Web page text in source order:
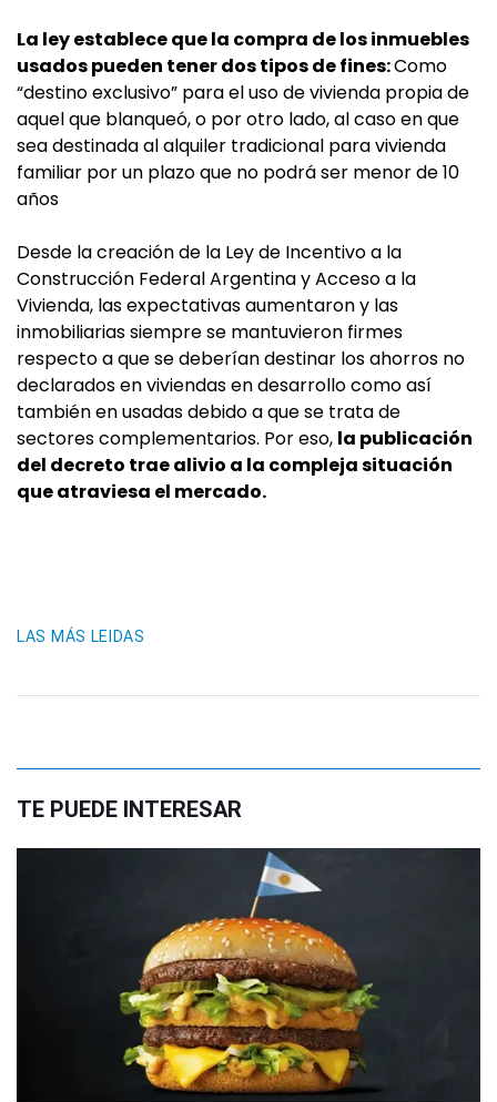
La ley establece que la compra de los inmuebles
usados pueden tener dos tipos de fines:Como
“destino exclusivo” para el uso de vivienda propia de
aquel que blanqueó, o por otro lado, al caso en que
sea destinada al alquiler tradicional para vivienda
familiar por un plazo que no podrá ser menor de 10
años
Desde la creación de la Ley de Incentivo a la
Construcción Federal Argentina y Acceso a la
Vivienda, las expectativas aumentaron y las
inmobiliarias siempre se mantuvieron firmes
respecto a que se deberían destinar los ahorros no
declarados en viviendas en desarrollo como así
también en usadas debido a que se trata de
sectores complementarios. Por eso, la publicación
del decreto trae alivio a la compleja situación
que atraviesa el mercado.
LAS MÁS LEIDAS
TE PUEDE INTERESAR